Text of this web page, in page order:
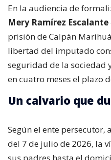
En la audiencia de
Mery Ramírez Escalante
prisión de Calpán
libertad del imputado
seguridad de la sociedad
en cuatro meses el plazo
Un calvario que
Según el ente
del 7 de julio de 2026, la
sus padres hasta el